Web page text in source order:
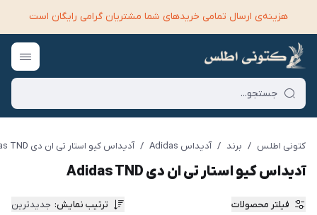
هزینه‌ی ارسال تمامی خرید‌های شما مشتریان گرامی رایگان است
کتونی اطلس / برند / آدیداس Adidas / آدیداس کیو استار تی ان دی Adidas TND
آدیداس کیو استار تی ان دی Adidas TND
فیلتر محصولات ترتیب نمایش: جدیدترین